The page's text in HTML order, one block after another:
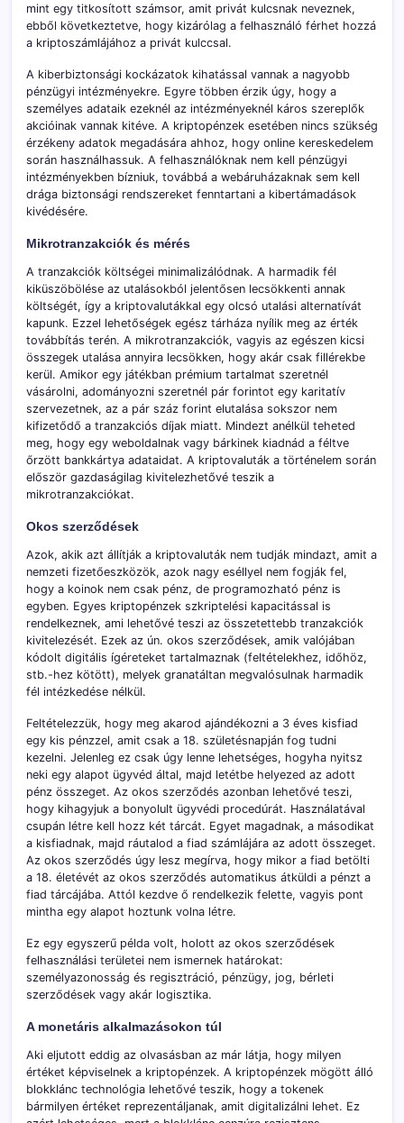
mint egy titkosított számsor, amit privát kulcsnak neveznek,
ebből következtetve, hogy kizárólag a felhasználó férhet hozzá
a kriptoszámlájához a privát kulccsal.
A kiberbiztonsági kockázatok kihatással vannak a nagyobb
pénzügyi intézményekre. Egyre többen érzik úgy, hogy a
személyes adataik ezeknél az intézményeknél káros szereplők
akcióinak vannak kitéve. A kriptopénzek esetében nincs szükség
érzékeny adatok megadására ahhoz, hogy online kereskedelem
során használhassuk. A felhasználóknak nem kell pénzügyi
intézményekben bízniuk, továbbá a webáruházaknak sem kell
drága biztonsági rendszereket fenntartani a kibertámadások
kivédésére.
Mikrotranzakciók és mérés
A tranzakciók költségei minimalizálódnak. A harmadik fél
kiküszöbölése az utalásokból jelentősen lecsökkenti annak
költségét, így a kriptovalutákkal egy olcsó utalási alternatívát
kapunk. Ezzel lehetőségek egész tárháza nyílik meg az érték
továbbítás terén. A mikrotranzakciók, vagyis az egészen kicsi
összegek utalása annyira lecsökken, hogy akár csak fillérekbe
kerül. Amikor egy játékban prémium tartalmat szeretnél
vásárolni, adományozni szeretnél pár forintot egy karitatív
szervezetnek, az a pár száz forint elutalása sokszor nem
kifizetődő a tranzakciós díjak miatt. Mindezt anélkül teheted
meg, hogy egy weboldalnak vagy bárkinek kiadnád a féltve
őrzött bankkártya adataidat. A kriptovaluták a történelem során
először gazdaságilag kivitelezhetővé teszik a
mikrotranzakciókat.
Okos szerződések
Azok, akik azt állítják a kriptovaluták nem tudják mindazt, amit a
nemzeti fizetőeszközök, azok nagy eséllyel nem fogják fel,
hogy a koinok nem csak pénz, de programozható pénz is
egyben. Egyes kriptopénzek szkriptelési kapacitással is
rendelkeznek, ami lehetővé teszi az összetettebb tranzakciók
kivitelezését. Ezek az ún. okos szerződések, amik valójában
kódolt digitális ígéreteket tartalmaznak (feltételekhez, időhöz,
stb.-hez kötött), melyek granatáltan megvalósulnak harmadik
fél intézkedése nélkül.
Feltételezzük, hogy meg akarod ajándékozni a 3 éves kisfiad
egy kis pénzzel, amit csak a 18. születésnapján fog tudni
kezelni. Jelenleg ez csak úgy lenne lehetséges, hogyha nyitsz
neki egy alapot ügyvéd által, majd letétbe helyezed az adott
pénz összeget. Az okos szerződés azonban lehetővé teszi,
hogy kihagyjuk a bonyolult ügyvédi procedúrát. Használatával
csupán létre kell hozz két tárcát. Egyet magadnak, a másodikat
a kisfiadnak, majd ráutalod a fiad számlájára az adott összeget.
Az okos szerződés úgy lesz megírva, hogy mikor a fiad betölti
a 18. életévét az okos szerződés automatikus átküldi a pénzt a
fiad tárcájába. Attól kezdve ő rendelkezik felette, vagyis pont
mintha egy alapot hoztunk volna létre.
Ez egy egyszerű példa volt, holott az okos szerződések
felhasználási területei nem ismernek határokat:
személyazonosság és regisztráció, pénzügy, jog, bérleti
szerződések vagy akár logisztika.
A monetáris alkalmazásokon túl
Aki eljutott eddig az olvasásban az már látja, hogy milyen
értéket képviselnek a kriptopénzek. A kriptopénzek mögött álló
blokklánc technológia lehetővé teszik, hogy a tokenek
bármilyen értéket reprezentáljanak, amit digitalizálni lehet. Ez